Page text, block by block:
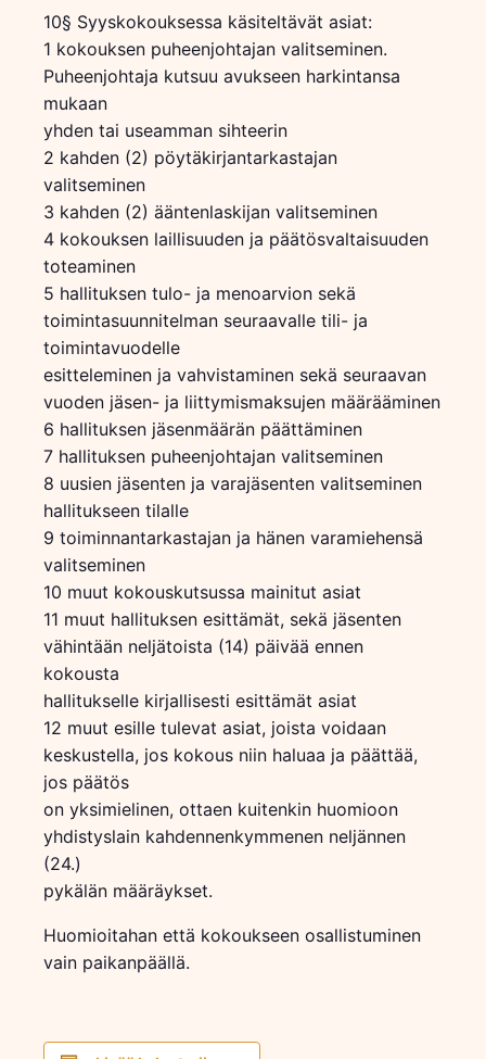
10§ Syyskokouksessa käsiteltävät asiat:
1 kokouksen puheenjohtajan valitseminen.
Puheenjohtaja kutsuu avukseen harkintansa
mukaan
yhden tai useamman sihteerin
2 kahden (2) pöytäkirjantarkastajan
valitseminen
3 kahden (2) ääntenlaskijan valitseminen
4 kokouksen laillisuuden ja päätösvaltaisuuden
toteaminen
5 hallituksen tulo- ja menoarvion sekä
toimintasuunnitelman seuraavalle tili- ja
toimintavuodelle
esitteleminen ja vahvistaminen sekä seuraavan
vuoden jäsen- ja liittymismaksujen määrääminen
6 hallituksen jäsenmäärän päättäminen
7 hallituksen puheenjohtajan valitseminen
8 uusien jäsenten ja varajäsenten valitseminen
hallitukseen tilalle
9 toiminnantarkastajan ja hänen varamiehensä
valitseminen
10 muut kokouskutsussa mainitut asiat
11 muut hallituksen esittämät, sekä jäsenten
vähintään neljätoista (14) päivää ennen
kokousta
hallitukselle kirjallisesti esittämät asiat
12 muut esille tulevat asiat, joista voidaan
keskustella, jos kokous niin haluaa ja päättää,
jos päätös
on yksimielinen, ottaen kuitenkin huomioon
yhdistyslain kahdennenkymmenen neljännen
(24.)
pykälän määräykset.
Huomioitahan että kokoukseen osallistuminen
vain paikanpäällä.